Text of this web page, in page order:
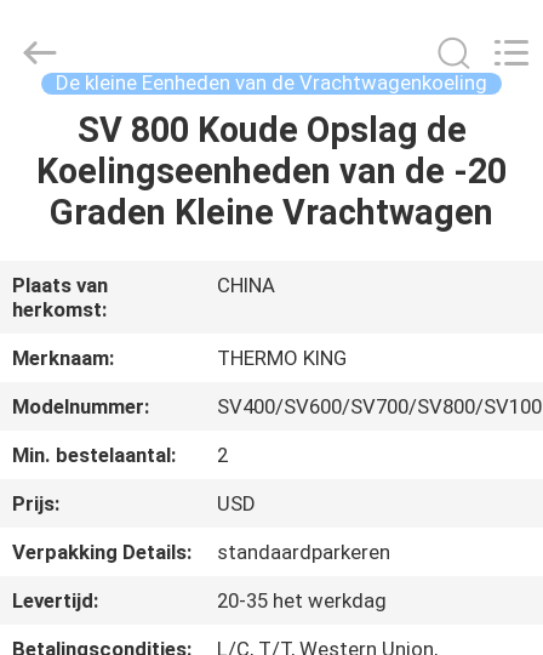
THUIS
PRODUCTEN
OVER
ONS
FABRIEKSTOCHT
NEEM
CONTACT
MET
LIMITED.
De kleine Eenheden van de Vrachtwagenkoeling
SV 800 Koude Opslag de
Koelingseenheden van de -20
Graden Kleine Vrachtwagen
Plaats van
herkomst:
CHINA
Merknaam:
THERMO KING
Modelnummer:
SV400/SV600/SV700/SV800/
Min. bestelaantal:
2
Prijs:
USD
Verpakking Details:
standaardparkeren
Levertijd:
20-35 het werkdag
Betalingscondities:
L/C, T/T, Western Union,